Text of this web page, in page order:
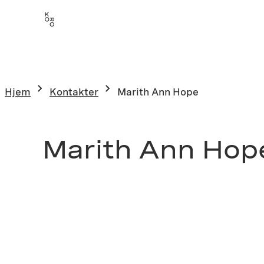
Hjem Kontakter Marith Ann Hope
Marith Ann